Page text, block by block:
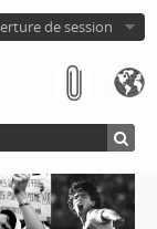
de session